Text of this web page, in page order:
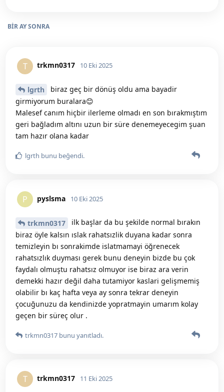
BIR AYSONRA
T trkmn0317 10 Eki 2025
lgrth
biraz geç bir dönüş oldu ama bayadir
girmiyorum buralara😊
Malesef canım hiçbir ilerleme olmadı en son bırakmıştım
geri bağladım altını uzun bir süre denemeyecegim şuan
tam hazır olana kadar
lgrth bunu beğendi.
P pyslsma 10 Eki 2025
trkmn0317
ilk başlar da bu şekilde normal bırakın
biraz öyle kalsın ıslak rahatsızlik duyana kadar sonra
temizleyin bı sonrakimde islatmamayi öğrenecek
rahatsızlık duyması gerek bunu deneyin bizde bu çok
faydalı olmuştu rahatsız olmuyor ise biraz ara verin
demekki hazır değil daha tutamiyor kaslari gelişmemiş
olabilir bı kaç hafta veya ay sonra tekrar deneyin
çocuğunuzu da kendinizde yopratmayin umarım kolay
geçen bir süreç olur .
trkmn0317 bunu yanıtladı.
T trkmn0317 11 Eki 2025